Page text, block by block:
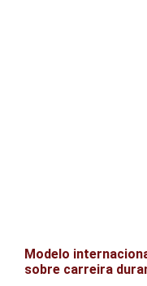
Modelo
sobre carreira